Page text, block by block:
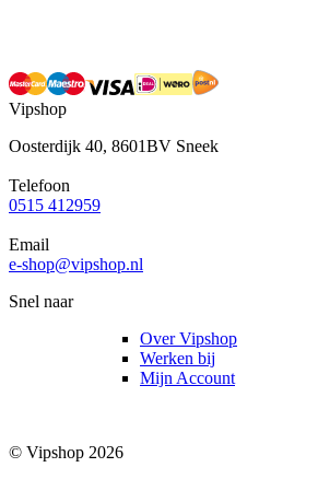
Vipshop
Oosterdijk 40, 8601BV Sneek
Telefoon
0515 412959
Email
e-shop@vipshop.nl
Snel naar
Over Vipshop
Werken bij
Mijn Account
© Vipshop 2026